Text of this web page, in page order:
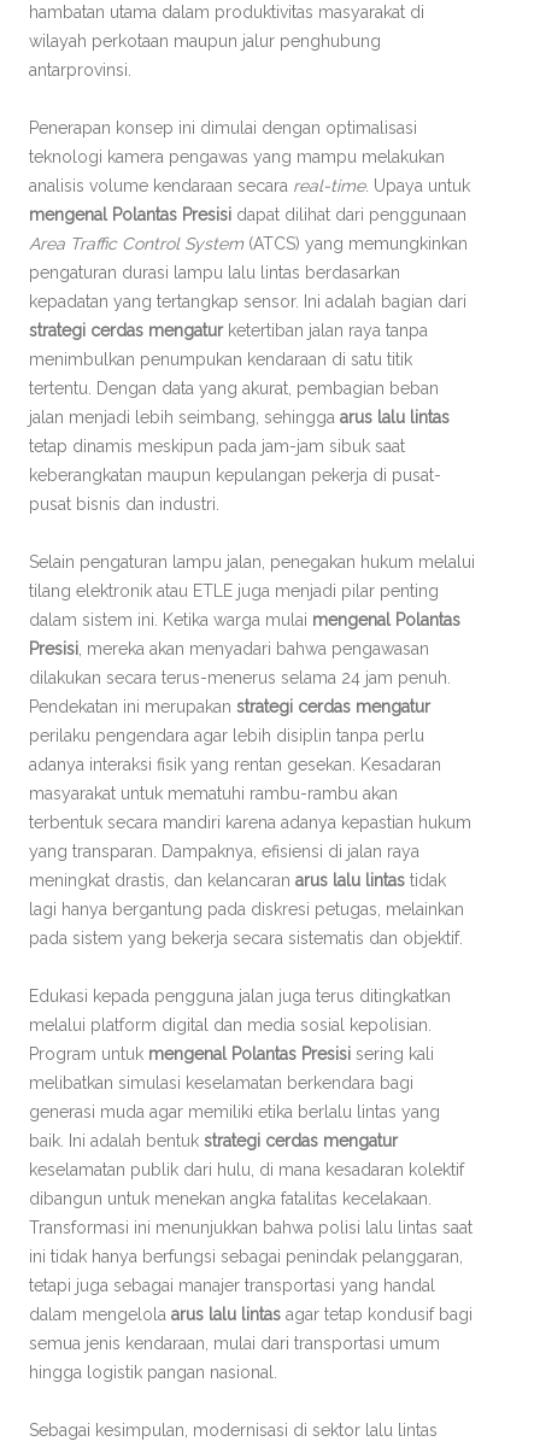
hambatan utama dalam produktivitas masyarakat di
wilayah perkotaan maupun jalur penghubung
antarprovinsi.
Penerapan konsep ini dimulai dengan optimalisasi
teknologi kamera pengawas yang mampu melakukan
analisis volume kendaraan secara real-time. Upaya untuk
mengenal Polantas Presisi dapat dilihat dari penggunaan
Area Traffic Control System (ATCS) yang memungkinkan
pengaturan durasi lampu lalu lintas berdasarkan
kepadatan yang tertangkap sensor. Ini adalah bagian dari
strategi cerdas mengaturketertiban jalan raya tanpa
menimbulkan penumpukan kendaraan di satu titik
tertentu. Dengan data yang akurat, pembagian beban
jalan menjadi lebih seimbang, sehingga arus lalu lintas
tetap dinamis meskipun pada jam-jam sibuk saat
keberangkatan maupun kepulangan pekerja di pusat-
pusat bisnis dan industri.
Selain pengaturan lampu jalan, penegakan hukum melalui
tilang elektronik atau ETLE juga menjadi pilar penting
dalam sistem ini. Ketika warga mulai mengenal Polantas
Presisi , mereka akan menyadari bahwa pengawasan
dilakukan secara terus-menerus selama 24 jam penuh.
Pendekatan ini merupakan strategi cerdas mengatur
perilaku pengendara agar lebih disiplin tanpa perlu
adanya interaksi fisik yang rentan gesekan. Kesadaran
masyarakat untuk mematuhi rambu-rambu akan
terbentuk secara mandiri karena adanya kepastian hukum
yang transparan. Dampaknya, efisiensi di jalan raya
meningkat drastis, dan kelancaran arus lalu lintas tidak
lagi hanya bergantung pada diskresi petugas, melainkan
pada sistem yang bekerja secara sistematis dan objektif.
Edukasi kepada pengguna jalan juga terus ditingkatkan
melalui platform digital dan media sosial kepolisian.
Program untuk mengenal Polantas Presisi sering kali
melibatkan simulasi keselamatan berkendara bagi
generasi muda agar memiliki etika berlalu lintas yang
baik. Ini adalah bentuk strategi cerdas mengatur
keselamatan publik dari hulu, di mana kesadaran kolektif
dibangun untuk menekan angka fatalitas kecelakaan.
Transformasi ini menunjukkan bahwa polisi lalu lintas saat
ini tidak hanya berfungsi sebagai penindak pelanggaran,
tetapi juga sebagai manajer transportasi yang handal
dalam mengelola arus lalu lintas agar tetap kondusif bagi
semua jenis kendaraan, mulai dari transportasi umum
hingga logistik pangan nasional.
Sebagai kesimpulan, modernisasi di sektor lalu lintas